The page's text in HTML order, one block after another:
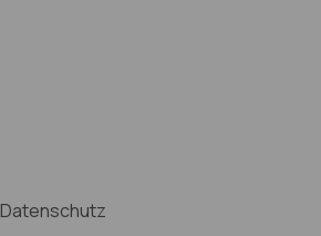
Datenschutz